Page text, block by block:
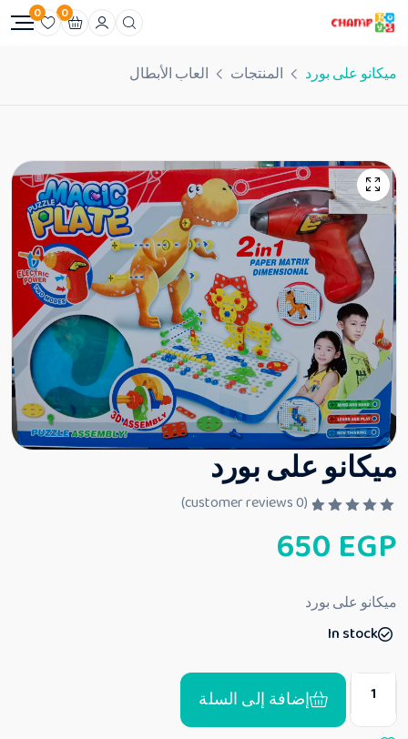
0
0
ميكانو على بورد المنتجات العاب الأبطال
ميكانو على بورد
م
ا
ي
م
ن
(
0
650 EGP
ميكانو على بورد
In stock
إضافة إلى السلة